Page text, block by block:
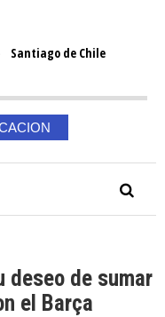
Santiago de Chile
de sumar
el Barça